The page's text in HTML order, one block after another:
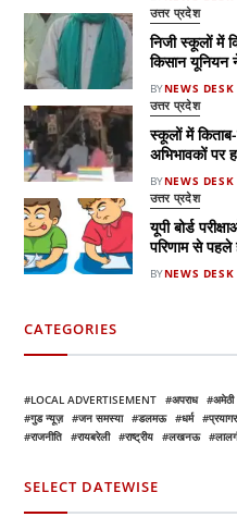
उत्तर प्रदेश
निजी स्कूलों में
किसान यूनियन
BYNEWS DESK
उत्तर प्रदेश
स्कूलों में
अभिभावकों पर
BYNEWS DESK
उत्तर प्रदेश
यूपी बोर्ड
परिणाम से
BYNEWS DESK
CATEGORIES
LOCAL ADVERTISEMENT अपराध अमेठी
गुड न्यूज़
जन समस्या डलमऊ धर्म
राजनीति
रायबरेली राष्ट्रीय लखनऊ
SELECT DATEWISE